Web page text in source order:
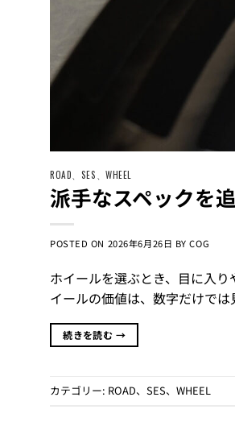
ROAD SES 、WHEEL
派手なスペックを
POSTED ON 2026年6月26日 BYCOG
ホイールを選ぶとき、目に入
イールの価値は、数字だけで
続きを読む →
カテゴリー: ROAD、 SES、 WHEEL